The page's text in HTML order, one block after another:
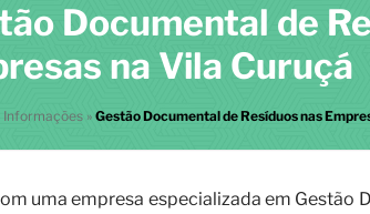
Documental de
na Vila Curuçá
Informações »Gestão Documental de Resíduos nas
uma empresa especializada em Gestão